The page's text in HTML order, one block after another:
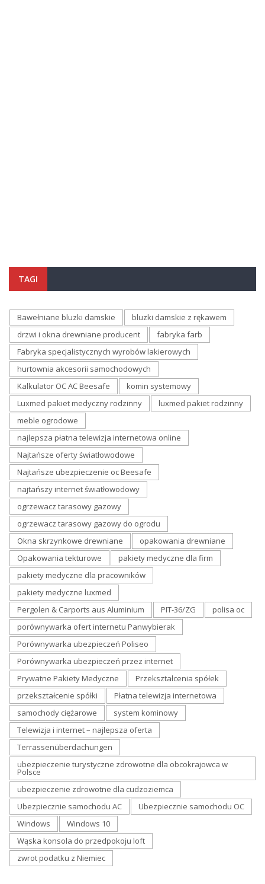
TAGI
Bawełniane bluzki damskie
bluzki damskie z rękawem
drzwi i okna drewniane producent
fabryka farb
Fabryka specjalistycznych wyrobów lakierowych
hurtownia akcesorii samochodowych
Kalkulator OC AC Beesafe
komin systemowy
Luxmed pakiet medyczny rodzinny
luxmed pakiet rodzinny
meble ogrodowe
najlepsza płatna telewizja internetowa online
Najtańsze oferty światłowodowe
Najtańsze ubezpieczenie oc Beesafe
najtańszy internet światłowodowy
ogrzewacz tarasowy gazowy
ogrzewacz tarasowy gazowy do ogrodu
Okna skrzynkowe drewniane
opakowania drewniane
Opakowania tekturowe
pakiety medyczne dla firm
pakiety medyczne dla pracowników
pakiety medyczne luxmed
Pergolen & Carports aus Aluminium
PIT-36/ZG
polisa oc
porównywarka ofert internetu Panwybierak
Porównywarka ubezpieczeń Poliseo
Porównywarka ubezpieczeń przez internet
Prywatne Pakiety Medyczne
Przekształcenia spółek
przekształcenie spółki
Płatna telewizja internetowa
samochody ciężarowe
system kominowy
Telewizja i internet – najlepsza oferta
Terrassenüberdachungen
ubezpieczenie turystyczne zdrowotne dla obcokrajowca w
Polsce
ubezpieczenie zdrowotne dla cudzoziemca
Ubezpiecznie samochodu AC
Ubezpiecznie samochodu OC
Windows
Windows 10
Wąska konsola do przedpokoju loft
zwrot podatku z Niemiec